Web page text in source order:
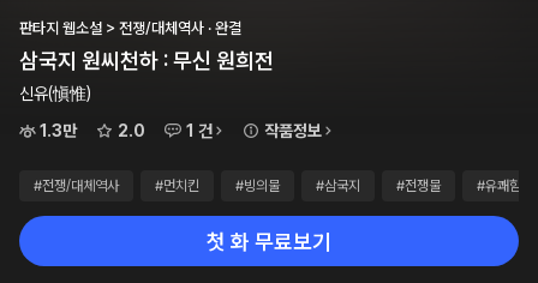
판타지 웹소설 > 전쟁/대체역사 · 완결
삼국지 원씨천하 : 무신 원희전
신유(愼惟)
1.3만
2.0 1 건 작품정보
#전쟁/대체역사 #먼치킨 #빙의물 #삼국지 #전쟁물 #유쾌함
첫 화 무료보기